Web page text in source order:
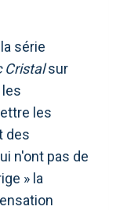
série
Cristalsur
les
des
n'ont pas de
» la